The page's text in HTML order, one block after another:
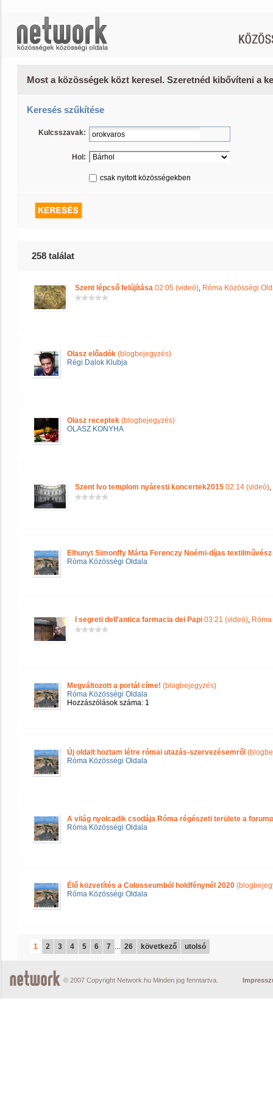
Most a közösségek közt keresel. Szeretnéd kibővíteni a
Keresés szűkítése
Kulcsszavak:
Hol:
csak nyitott közösségekben
258 találat
Szent lépcső felújítása 02:05 (videó), Róma Közösségi
Olasz előadók (blogbejegyzés)
Régi Dalok Klubja
Olasz receptek (blogbejegyzés)
OLASZ KONYHA
Szent Ivo templom nyáresti koncertek2015 02:14 (videó),
Elhunyt Simonffy Márta Ferenczy Noémi-díjas textilművész
Róma Közösségi Oldala
I segreti dell'antica farmacia dei Papi 03:21 (videó),
Megváltozott a portál címe! (blogbejegyzés)
Róma Közösségi Oldala
Hozzászólások száma: 1
Új oldalt hoztam létre római utazás-szervezésemről
Róma Közösségi Oldala
A világ nyolcadik csodája Róma régészeti területe a
Róma Közösségi Oldala
Élő közvetítés a Colosseumból holdfénynél 2020
Róma Közösségi Oldala
1 2 3 4 5 6 7 ... 26 következő utolsó
© 2007 Copyright Network.hu Minden jog fenntartva.